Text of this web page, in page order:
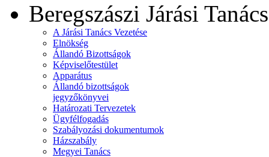
Beregszászi Járási Tanács
A Járási Tanács Vezetése
Elnökség
Állandó Bizottságok
Képviselőtestület
Apparátus
Állandó bizottságok
jegyzőkönyvei
Határozati Tervezetek
Ügyfélfogadás
Szabályozási dokumentumok
Házszabály
Megyei Tanács